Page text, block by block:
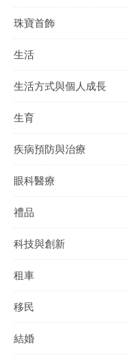
珠寶首飾
生活
生活方式與個人成長
生育
疾病預防與治療
眼科醫療
禮品
科技與創新
租車
移民
結婚